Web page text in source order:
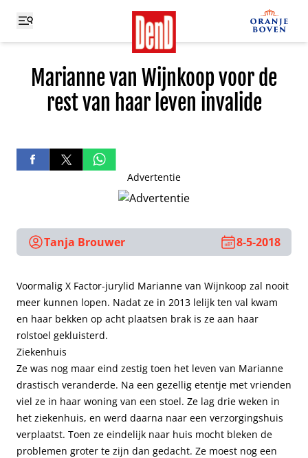
Marianne van Wijnkoop voor de
rest van haar leven invalide
Advertentie
Tanja Brouwer 8-5-2018
Voormalig X Factor-jurylid Marianne van Wijnkoop zal nooit
meer kunnen lopen. Nadat ze in 2013 lelijk ten val kwam
en haar bekken op acht plaatsen brak is ze aan haar
rolstoel gekluisterd.
Ziekenhuis
Ze was nog maar eind zestig toen het leven van Marianne
drastisch veranderde. Na een gezellig etentje met vrienden
viel ze in haar woning van een stoel. Ze lag drie weken in
het ziekenhuis, en werd daarna naar een verzorgingshuis
verplaatst. Toen ze eindelijk naar huis mocht bleken de
problemen groter te zijn dan gedacht. Ze moest nog een